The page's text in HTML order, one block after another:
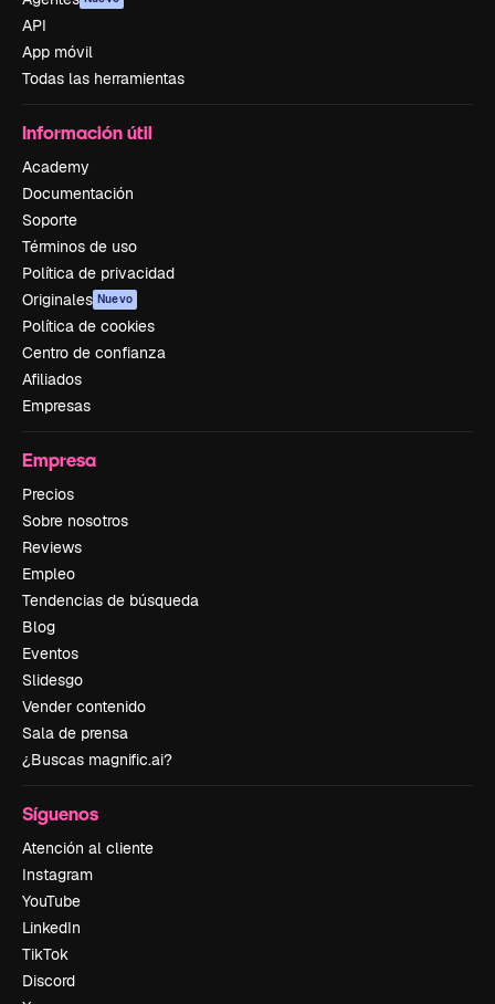
API
App móvil
Todas las herramientas
Información útil
Academy
Documentación
Soporte
Términos de uso
Política de privacidad
Originales Nuevo
Política de cookies
Centro de confianza
Afiliados
Empresas
Empresa
Precios
Sobre nosotros
Reviews
Empleo
Tendencias de búsqueda
Blog
Eventos
Slidesgo
Vender contenido
Sala de prensa
¿Buscas magnific.ai?
Síguenos
Atención al cliente
Instagram
YouTube
LinkedIn
TikTok
Discord